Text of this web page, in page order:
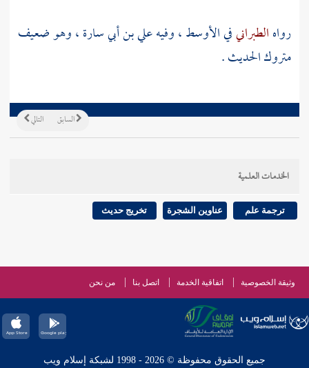
رواهالطبرانيفي الأوسط ، وفيهعلي بن أبي سارة، وهو ضعيف
متروك الحديث .
التالي السابق
الخدمات العلمية
ترجمة علم عناوين الشجرة تخريج حديث
وثيقة الخصوصية اتفاقية الخدمة اتصل بنا من نحن
جميع الحقوق محفوظة © 2026 - 1998 لشبكة إسلام ويب